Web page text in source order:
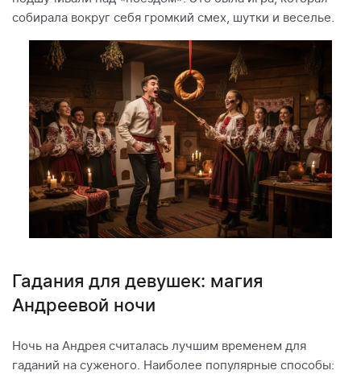
собирала вокруг себя громкий смех, шутки и веселье.
Гадания для девушек: магия
Андреевой ночи
Ночь на Андрея считалась лучшим временем для
гаданий на суженого. Наиболее популярные способы: